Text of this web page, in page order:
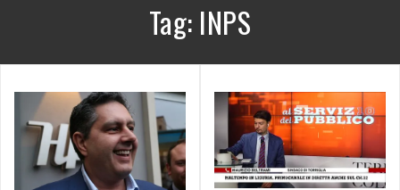
Tag: INPS